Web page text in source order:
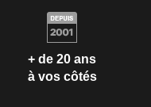
+ de 20 ans
à vos côtés